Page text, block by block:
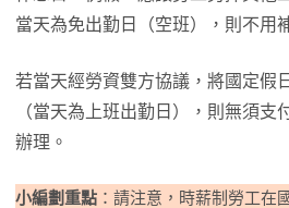
當天為免出勤日（空班），則不用
若當天經勞資雙方協議，將國定假
（當天為上班出勤日），則無須支
辦理。
小編劃重點 ：請注意，時薪制勞工在